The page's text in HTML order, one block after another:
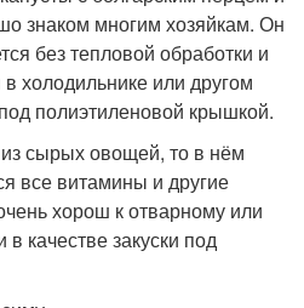
знаком многим хозяйкам. Он
без тепловой обработки и
холодильнике или другом
полиэтиленовой крышкой.
из сырых овощей, то в нём
все витамины и другие
хорош к отварному или
качестве закуски под